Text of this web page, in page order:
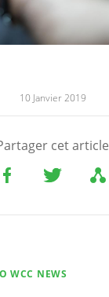
10 Janvier 2019
cet article
WCC NEWS